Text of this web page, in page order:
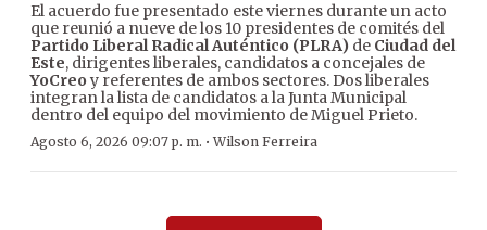
El acuerdo fue presentado este viernes durante un acto
que reunió a nueve de los 10 presidentes de comités del
Partido Liberal Radical Auténtico (PLRA) de Ciudad del
Este, dirigentes liberales, candidatos a concejales de
YoCreo y referentes de ambos sectores. Dos liberales
integran la lista de candidatos a la Junta Municipal
dentro del equipo del movimiento de Miguel Prieto.
Agosto 6, 2026 09:07 p. m. ·Wilson Ferreira